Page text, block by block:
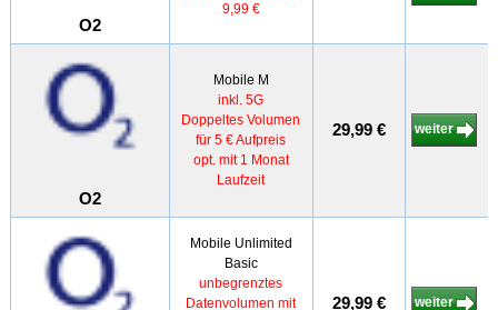
O2
9,99 €
O2
Mobile M
inkl. 5G
Doppeltes Volumen
für 5 € Aufpreis
opt. mit 1 Monat
Laufzeit
29,99 € weiter
Mobile Unlimited
Basic
unbegrenztes
Datenvolumen mit
29,99 € weiter